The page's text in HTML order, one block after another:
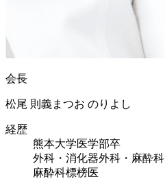
会長
松尾 則義まつお のりよし
経歴
熊本大学医学部卒
外科・消化器外科・麻酔科
麻酔科標榜医